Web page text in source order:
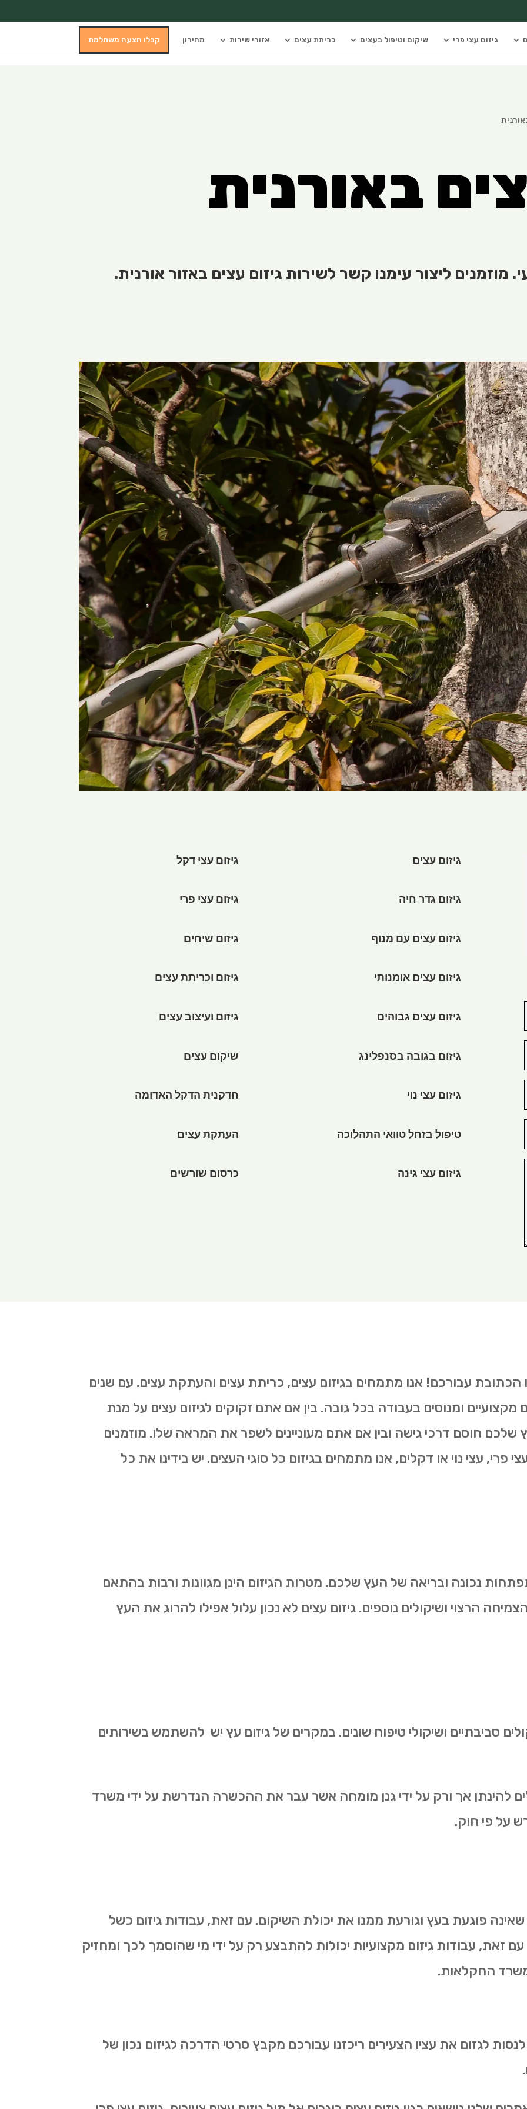
גיזום עצי פרי שיקום וטיפול בעצים כריתת עצים אזורי שירות מחירון קבלו הצעה משתלמת
באורנית
מוזמנים ליצור עימנו קשר לשירות גיזום עצים באזור אורנית.
גיזום עצי דקל
גיזום עצי פרי
גיזום שיחים
גיזום וכריתת עצים
גיזום ועיצוב עצים
שיקום עצים
חדקנית הדקל האדומה
העתקת עצים
כרסום שורשים
גיזום עצים
גיזום גדר חיה
גיזום עצים עם מנוף
גיזום עצים אומנותי
גיזום עצים גבוהים
גיזום בגובה בסנפלינג
גיזום עצי נוי
טיפול בזחל טוואי התהלוכה
גיזום עצי גינה
הכתובת עבורכם! אנו מתמחים בגיזום עצים, כריתת עצים והעתקת עצים. עם שנים
מקצועיים ומנוסים בעבודה בכל גובה. בין אם אתם זקוקים לגיזום עצים על מנת
חוסם דרכי גישה ובין אם אתם מעוניינים לשפר את המראה שלו. מוזמנים
עצי נוי או דקלים, אנו מתמחים בגיזום כל סוגי העצים. יש בידינו את כל
נכונה ובריאה של העץ שלכם. מטרות הגיזום הינן מגוונות ורבות בהתאם
הרצוי ושיקולים נוספים. גיזום עצים לא נכון עלול אפילו להרוג את העץ
סביבתיים ושיקולי טיפוח שונים. במקרים של גיזום עץ יש להשתמש בשירותים
להינתן אך ורק על ידי גנן מומחה אשר עבר את ההכשרה הנדרשת על ידי משרד
על פי חוק.
פוגעת בעץ וגורעת ממנו את יכולת השיקום. עם זאת, עבודות גיזום כשל
עם זאת, עבודות גיזום מקצועיות יכולות להתבצע רק על ידי מי שהוסמך לכך ומחזיק
החקלאות.
לגזום את עציו הצעירים ריכזנו עבורכם מקבץ סרטי הדרכה לגיזום נכון של